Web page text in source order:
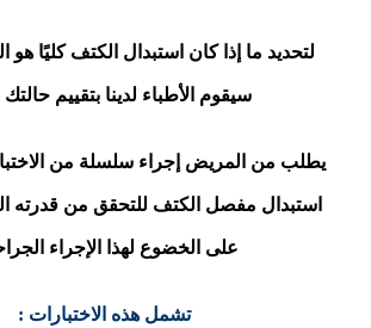
لتحديد ما إذا كان استبدال الكتف كليًا هو
سيقوم الأطباء لدينا بتقييم
يطلب من المريض إجراء سلسلة من
استبدال مفصل الكتف للتحقق من قدرته
على الخضوع لهذا الإجراء
تشمل هذه الاختبارات :